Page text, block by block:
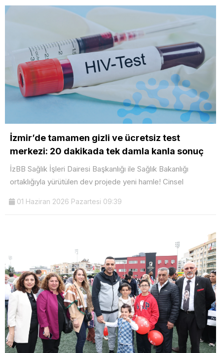
İzmir’de tamamen gizli ve ücretsiz test
merkezi: 20 dakikada tek damla kanla sonuç
İzBB Sağlık İşleri Dairesi Başkanlığı ile Sağlık Bakanlığı
ortaklığıyla yürütülen dev projede yeni hamle! Cinsel
01 Haziran 2026 Pazartesi 09:39